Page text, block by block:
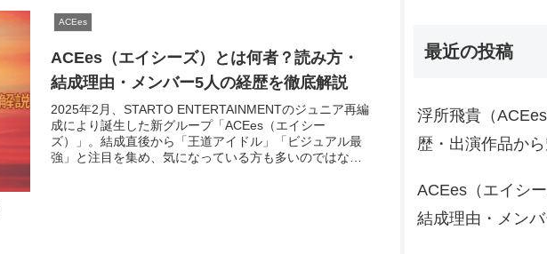
ACEes
ACEes（エイシーズ）とは何者？読み方・
結成理由・メンバー5人の経歴を徹底解説
2025年2月、STARTO ENTERTAINMENTのジュニア再編
成により誕生した新グループ「ACEes（エイシー
ズ）」。結成直後から「王道アイドル」「ビジュアル最
強」と注目を集め、気になっている方も多いのではない
最近の投稿
浮所飛貴（
歴・出演作品か
ACEes（エイシ
結成理由・メン